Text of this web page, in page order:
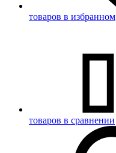
товаров в избранном
товаров в сравнении